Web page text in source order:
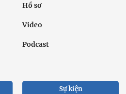
Hồ sơ
Video
Podcast
Sự kiện